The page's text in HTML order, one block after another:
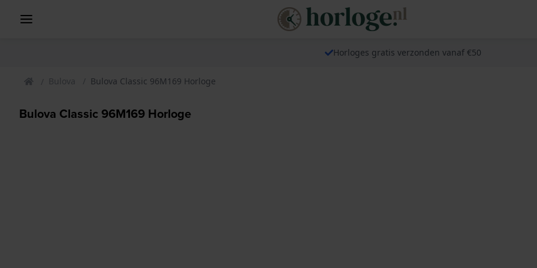
Horloges gratis verzonden vanaf €50
Bulova Bulova Classic 96M169 Horloge
Bulova Classic 96M169 Horloge